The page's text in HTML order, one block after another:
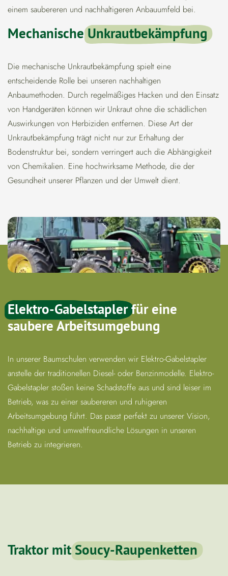
einem saubereren und nachhaltigeren Anbauumfeld bei.
MechanischeUnkrautbekämpfung
Die mechanische Unkrautbekämpfung spielt eine
entscheidende Rolle bei unseren nachhaltigen
Anbaumethoden. Durch regelmäßiges Hacken und den Einsatz
von Handgeräten können wir Unkraut ohne die schädlichen
Auswirkungen von Herbiziden entfernen. Diese Art der
Unkrautbekämpfung trägt nicht nur zur Erhaltung der
Bodenstruktur bei, sondern verringert auch die Abhängigkeit
von Chemikalien. Eine hochwirksame Methode, die der
Gesundheit unserer Pflanzen und der Umwelt dient.
Elektro-Gabelstaplerfür eine
saubere Arbeitsumgebung
In unserer Baumschulen verwenden wir Elektro-Gabelstapler
anstelle der traditionellen Diesel- oder Benzinmodelle. Elektro-
Gabelstapler stoßen keine Schadstoffe aus und sind leiser im
Betrieb, was zu einer saubereren und ruhigeren
Arbeitsumgebung führt. Das passt perfekt zu unserer Vision,
nachhaltige und umweltfreundliche Lösungen in unseren
Betrieb zu integrieren.
Traktor mitSoucy-Raupenketten